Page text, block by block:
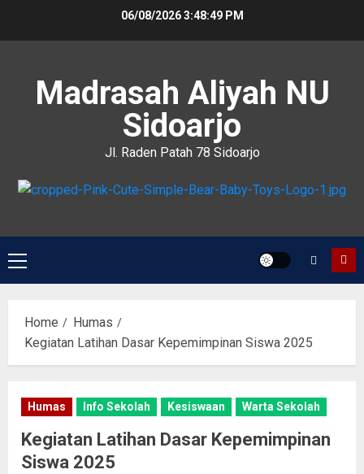
06/08/20263:48:50 PM
Madrasah Aliyah NU
Sidoarjo
Jl. Raden Patah 78 Sidoarjo
Home
Humas
Kegiatan Latihan Dasar Kepemimpinan Siswa 2025
Humas Info Sekolah Kesiswaan Warta Sekolah
Kegiatan Latihan Dasar Kepemimpinan
Siswa 2025